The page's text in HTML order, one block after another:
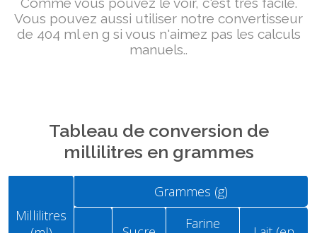
Vous pouvez aussi utiliser notre convertisseur
de 404 ml en g si vous n'aimez pas les calculs
manuels..
Tableau de conversion de
millilitres en grammes
Millilitres
Grammes (g)
Farine